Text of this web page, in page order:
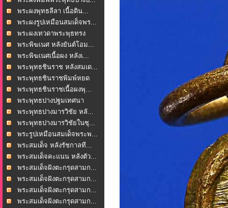
พระผงพุทธลีลา เนื้อดิน...
พระผงรูปเหมือนสมเด็จพร...
พระผงเทวดาพระพุธทรง
ช้า... พระพิฆเนศ หลังยันต์โอม...
พระพิฆเนศเนื้อผง หลังเ...
พระพุทธชินราช หลังสมเด...
พระพุทธชินราชพิมพ์หยด
น...
พระพุทธชินราชเนื้อผงพุ...
พระพุทธปางปฐมเทศนา
หลั... พระพุทธปางมารวิชัย หลั...
พระพุทธปางมารวิชัยในซุ...
พระรูปเหมือนสมเด็จพระพ...
พระสมเด็จ หลังรัชกาลที...
พระสมเด็จคะแนน หลังตัว...
พระสมเด็จฝังตะกรุดสามก...
พระสมเด็จฝังตะกรุดสามก...
พระสมเด็จฝังตะกรุดสามก...
พระสมเด็จฝังตะกรุดสามก...